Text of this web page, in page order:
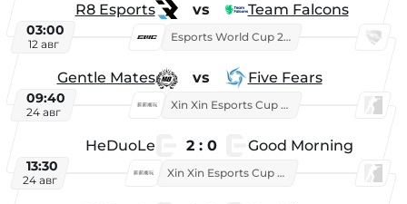
R8 Esports vs Team Falcons
03:00
12 авг
Esports World Cup 2026
Gentle Mates vs Five Fears
09:40
24 авг
Xin Xin Esports Cup 2025
HeDuoLe 2 : 0 Good Morning
13:30
24 авг
Xin Xin Esports Cup 2026